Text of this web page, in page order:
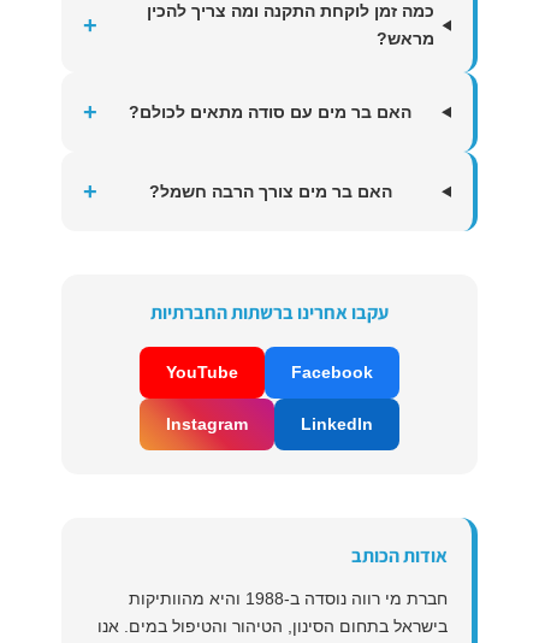
כמה זמן לוקחת התקנה ומה צריך להכין
מראש?
+
האם בר מים עם סודה מתאים לכולם? +
האם בר מים צורך הרבה חשמל? +
עקבו אחרינו ברשתות החברתיות
Facebook
YouTube
LinkedIn
Instagram
אודות הכותב
חברת מי רווה נוסדה ב-1988 והיא מהוותיקות
בישראל בתחום הסינון, הטיהור והטיפול במים. אנו